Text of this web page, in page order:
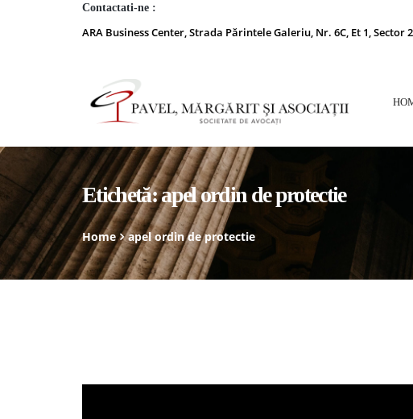
Contactati-ne :
ARA Business Center, Strada Părintele Galeriu, Nr. 6C, Et 1, Sector
Etichetă:apel ordin de protectie
Home apel ordin de protectie